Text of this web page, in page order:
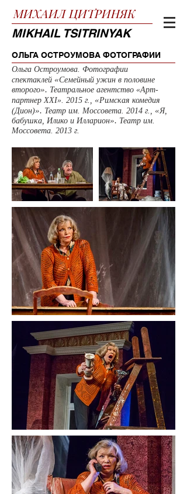
МИХАИЛ ЦИТРИНЯК
MIKHAIL TSITRINYAK
ОЛЬГА ОСТРОУМОВА ФОТОГРАФИИ
Ольга Остроумова. Фотографии
спектаклей «Семейный ужин в половине
второго». Театральное агентство «Арт-
партнер XXI». 2015 г., «Римская комедия
(Дион)». Театр им. Моссовета. 2014 г., «Я,
бабушка, Илико и Илларион». Театр им.
Моссовета. 2013 г.